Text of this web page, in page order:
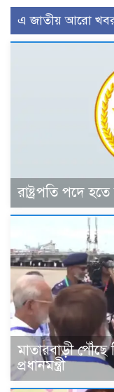
এ জাতীয় আরো
রাষ্ট্রপতি পদে
মাতারবাড়ী পৌঁছে
প্রধানমন্ত্রী